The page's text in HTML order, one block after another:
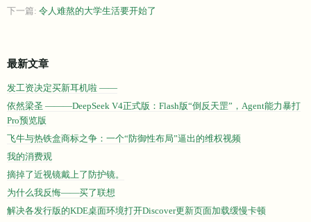
下一篇: 令人难熬的大学生活要开始了
最新文章
发工资决定买新耳机啦 ——
依然梁圣 ———DeepSeek V4正式版：Flash版“倒反天罡”，Agent能力暴打
Pro预览版
飞牛与热铁盒商标之争：一个“防御性布局”逼出的维权视频
我的消费观
摘掉了近视镜戴上了防护镜。
为什么我反悔——买了联想
解决各发行版的KDE桌面环境打开Discover更新页面加载缓慢卡顿